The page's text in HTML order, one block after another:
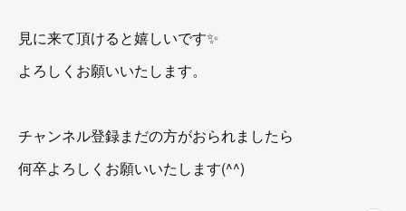
見に来て頂けると嬉しいです✨
よろしくお願いいたします。
チャンネル登録まだの方がおられましたら
何卒よろしくお願いいたします(^^)